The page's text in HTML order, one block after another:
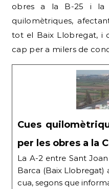
obres a la B-25 i la
quilomètriques,
tot el Baix Llobregat, i
cap per a milers de
Cues
per les obres a la
La A-2 entre Sant
Barca (Baix Llobregat)
cua, segons que